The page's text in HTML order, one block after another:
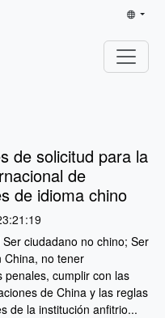
de solicitud para la
de
de idioma chino
ciudadano no chino; Ser
China, no tener
penales, cumplir con las
de China y las reglas
de la institución anfitrio...